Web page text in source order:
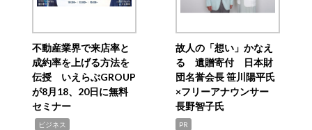
不動産業界で来店率と
成約率を上げる方法を
伝授 いえらぶGROUP
が8月18、20日に無料
セミナー
ビジネス
故人の「想い」かなえ
る 遺贈寄付 日本財
団名誉会長 笹川陽平氏
×フリーアナウンサー
長野智子氏
PR